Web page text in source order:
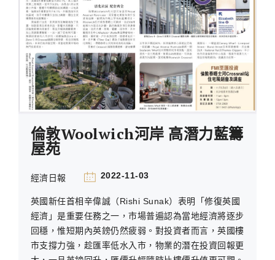
倫敦Woolwich河岸 高潛力藍籌
屋苑
經濟日報 2022-11-03
英國新任首相辛偉誠（Rishi Sunak）表明「修復英國
經濟」是重要任務之一，市場普遍認為當地經濟將逐步
回穩，惟短期內英鎊仍然疲弱。對投資者而言，英國樓
市支撐力強，趁匯率低水入市，物業的潛在投資回報更